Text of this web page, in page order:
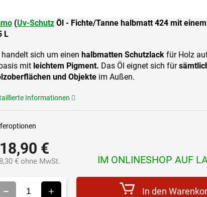
€
€ ohne MwSt. IM ONLINESHOP AUF
In den
(Uv-SchutzÖl - Fichte/Tanne halbmatt 424 mit
L
handelt sich um einen halbmatten Schutzlackfür Holz
mit leichtem Pigment. Das Öl eignet sich für
und Objekteim Außen.
Informationen